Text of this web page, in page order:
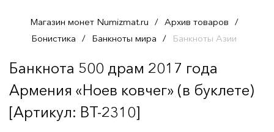
Магазин монет Numizmat.ru / Архив товаров /
Бонистика / Банкноты мира / Банкноты Азии
Банкнота 500 драм 2017 года
Армения «Ноев ковчег» (в буклете)
[Артикул: BT-2310]